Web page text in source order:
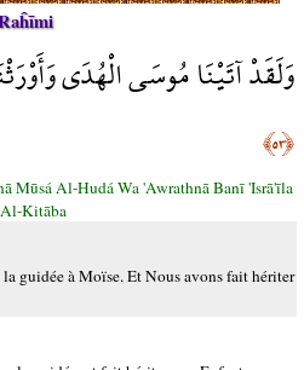
وَلَقَدْ آتَيْنَا مُوسَى الْهُدَى
﴿٥٣﴾
Mūsá Al-Hudá Wa 'Awrathnā Banī 'Isrā'īla
Al-Kitāba
guidée à Moïse. Et Nous avons fait hériter